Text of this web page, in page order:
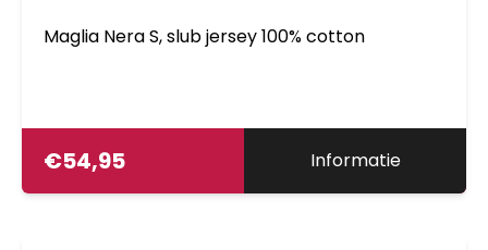
Maglia Nera S, slub jersey 100% cotton
€54,95 Informatie